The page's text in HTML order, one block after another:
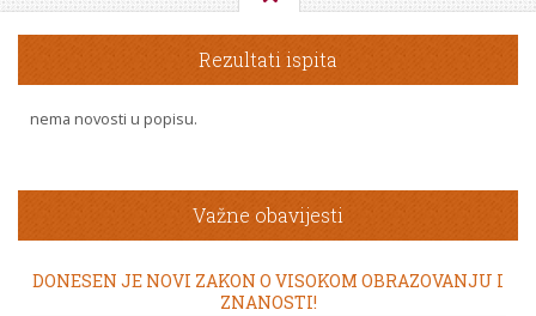
Rezultati ispita
nema novosti u popisu.
Važne obavijesti
DONESEN JE NOVI ZAKON O VISOKOM OBRAZOVANJU I
ZNANOSTI!